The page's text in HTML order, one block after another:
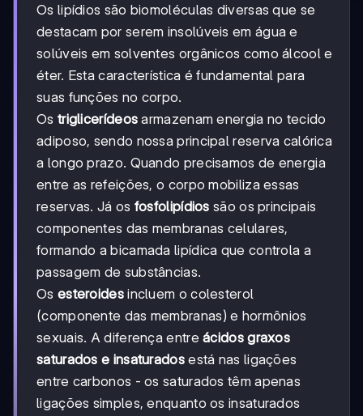
Os lipídios são biomoléculas diversas que se
destacam por serem insolúveis em água e
solúveis em solventes orgânicos como álcool e
éter. Esta característica é fundamental para
suas funções no corpo.
Os triglicerídeos armazenam energia no tecido
adiposo, sendo nossa principal reserva calórica
a longo prazo. Quando precisamos de energia
entre as refeições, o corpo mobiliza essas
reservas. Já os fosfolipídios são os principais
componentes das membranas celulares,
formando a bicamada lipídica que controla a
passagem de substâncias.
Os esteroidesincluem o colesterol
(componente das membranas) e hormônios
sexuais. A diferença entreácidos graxos
saturados e insaturadosestá nas ligações
entre carbonos - os saturados têm apenas
ligações simples, enquanto os insaturados